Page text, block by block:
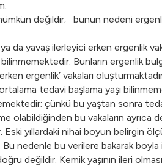
değildir; bunun nedeni
da yavaş ilerleyici erken ergenlik
Bunların ergenlik
ergenlik’ vakaları
tedavi başlama yaşı
çünkü bu yaştan sonra
olabildiğinden bu vakaların ayrıca
yıllardaki nihai boyun belirgin
Bu nedenle bu verilere bakarak
değildir. Kemik yaşının ileri